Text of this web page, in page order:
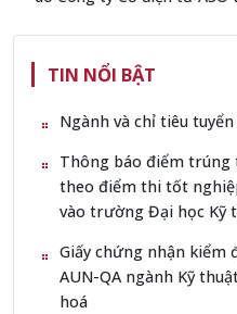
TIN NỔI BẬT
Ngành và chỉ tiêu
Thông báo điểm trúng
theo điểm thi tốt
vào trường Đại học Kỹ
Giấy chứng nhận kiểm
AUN-QA ngành Kỹ
hoá